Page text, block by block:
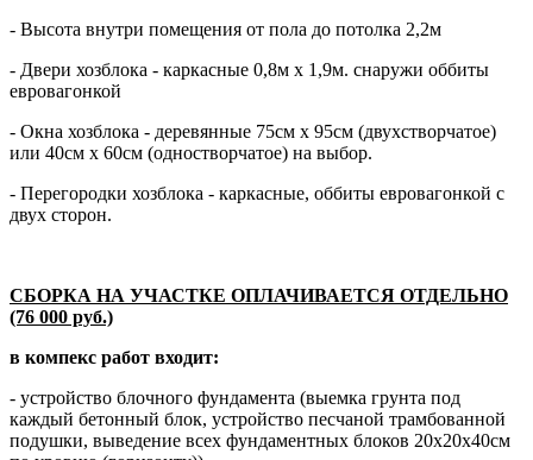
- Высота внутри помещения от пола до потолка 2,2м
- Двери хозблока - каркасные 0,8м х 1,9м. снаружи оббиты
евровагонкой
- Окна хозблока - деревянные 75см х 95см (двухстворчатое)
или 40см х 60см (одностворчатое) на выбор.
- Перегородки хозблока - каркасные, оббиты евровагонкой с
двух сторон.
СБОРКА НА УЧАСТКЕ ОПЛАЧИВАЕТСЯ ОТДЕЛЬНО
(76 000 руб.)
в компекс работ входит:
- устройство блочного фундамента (выемка грунта под
каждый бетонный блок, устройство песчаной трамбованной
подушки, выведение всех фундаментных блоков 20х20х40см